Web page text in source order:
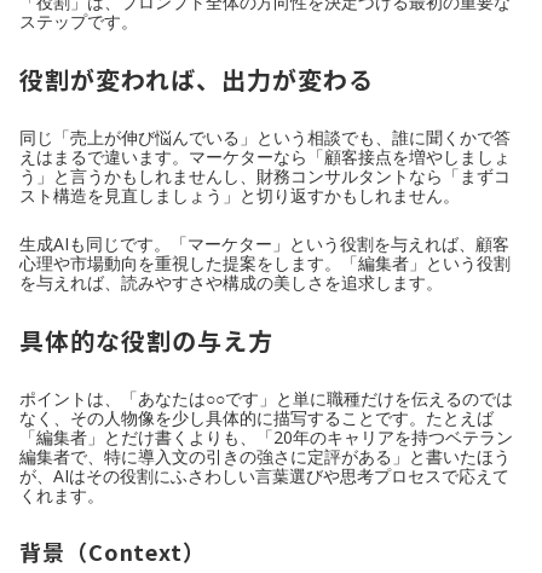
ステップです。
役割が変われば、出力が変わる
同じ「売上が伸び悩んでいる」という相談でも、誰に聞くかで答
えはまるで違います。マーケターなら「顧客接点を増やしましょ
う」と言うかもしれませんし、財務コンサルタントなら「まずコ
スト構造を見直しましょう」と切り返すかもしれません。
生成AIも同じです。「マーケター」という役割を与えれば、顧客
心理や市場動向を重視した提案をします。「編集者」という役割
を与えれば、読みやすさや構成の美しさを追求します。
具体的な役割の与え方
ポイントは、「あなたは○○です」と単に職種だけを伝えるのでは
なく、その人物像を少し具体的に描写することです。たとえば
「編集者」とだけ書くよりも、「20年のキャリアを持つベテラン
編集者で、特に導入文の引きの強さに定評がある」と書いたほう
が、AIはその役割にふさわしい言葉選びや思考プロセスで応えて
くれます。
背景（Context）